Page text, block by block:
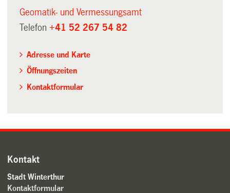
Geomatik- und Vermessungsamt
Telefon+41 52 267 54 82
Adresse und Karte
Öffnungszeiten
Kontaktformular
Kontakt
Stadt Winterthur
Kontaktformular